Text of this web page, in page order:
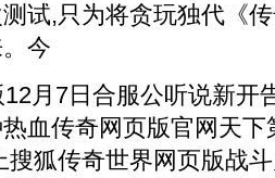
试,只为将贪玩独代《
今
月7日合服公听说新开
血传奇网页版官网天
搜狐传奇世界网页版战